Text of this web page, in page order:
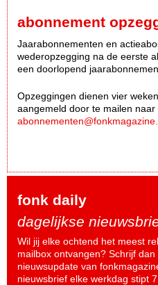
abonnement
Jaarabonnementen en
wederopzegging na de eerste
een doorlopend
Opzeggingen dienen vier
aangemeld door te mailen naar
fonk daily
dagelijkse
Wil jij elke ochtend het meest
mailbox ontvangen? Schrijf dan
nieuwsupdate van
nieuwsbrief elke werkdag stipt